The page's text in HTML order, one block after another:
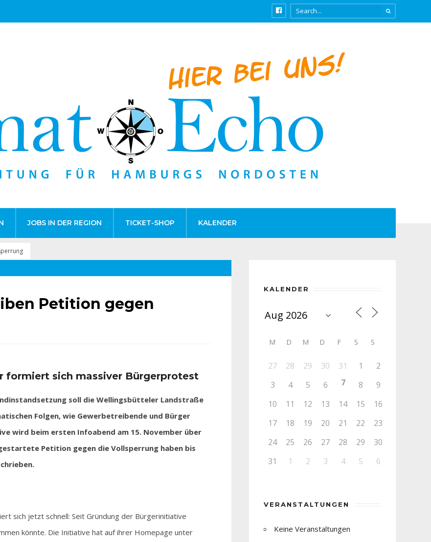
JOBS IN DER REGION TICKET-SHOP KALENDER
Petition gegen
formiert sich massiver Bürgerprotest
soll die Wellingsbütteler Landstraße
Folgen, wie Gewerbetreibende und Bürger
wird beim ersten Infoabend am 15. November über
Petition gegen die Vollsperrung haben bis
sich jetzt schnell: Seit Gründung der Bürgerinitiative
könnte. Die Initiative hat auf ihrer Homepage unter
KALENDER
M D M D F S S
27 28 29 30 31 1
2
3
4 5 6 7 8
9
10
11 12 13 14 15
16
17
18 19 20 21 22
23
24
25 26 27 28 29
30
31
1 2 3 4 5 6
VERANSTALTUNGEN
Keine Veranstaltungen